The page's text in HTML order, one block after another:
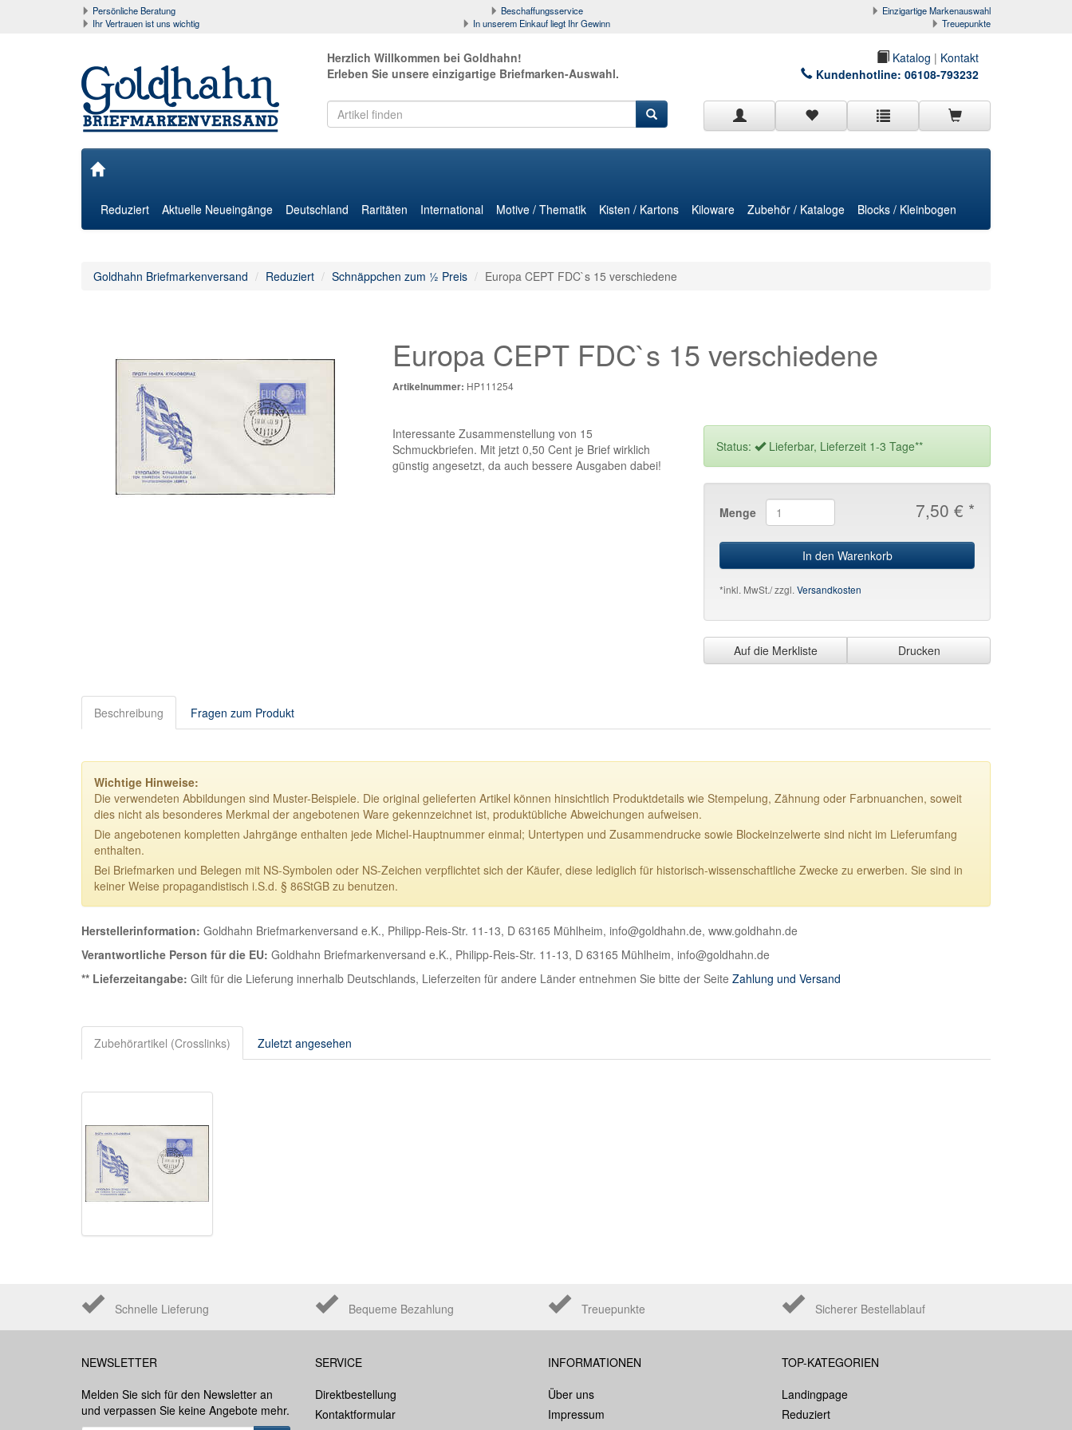
Persönliche Beratung Beschaffungsservice
Einzigartige Markenauswahl
Ihr Vertrauen ist uns wichtig
In unserem Einkauf liegt Ihr Gewinn Treuepunkte
Herzlich Willkommen bei Goldhahn!
Erleben Sie unsere einzigartige Briefmarken-Auswahl.
Katalog | Kontakt
Kundenhotline: 06108-793232
Reduziert Aktuelle Neueingänge Deutschland Raritäten International Motive / Thematik Kisten / Kartons Kiloware Zubehör / Kataloge Blocks / Kleinbogen
Goldhahn Briefmarkenversand Reduziert Schnäppchen zum ½ Preis Europa CEPT FDC`s 15 verschiedene
Europa CEPT FDC`s 15 verschiedene
Artikelnummer: HP111254
Interessante Zusammenstellung von 15
Schmuckbriefen. Mit jetzt 0,50 Cent je Brief wirklich
günstig angesetzt, da auch bessere Ausgaben dabei!
Status: Lieferbar, Lieferzeit 1-3 Tage**
7,50 € *
Menge
In den Warenkorb
*inkl. MwSt./ zzgl. Versandkosten
Auf die Merkliste Drucken
Beschreibung Fragen zum Produkt
Wichtige Hinweise:
Die verwendeten Abbildungen sind Muster-Beispiele. Die original gelieferten Artikel können hinsichtlich Produktdetails wie Stempelung, Zähnung oder Farbnuanchen, soweit
dies nicht als besonderes Merkmal der angebotenen Ware gekennzeichnet ist, produktübliche Abweichungen aufweisen.
Die angebotenen kompletten Jahrgänge enthalten jede Michel-Hauptnummer einmal; Untertypen und Zusammendrucke sowie Blockeinzelwerte sind nicht im Lieferumfang
enthalten.
Bei Briefmarken und Belegen mit NS-Symbolen oder NS-Zeichen verpflichtet sich der Käufer, diese lediglich für historisch-wissenschaftliche Zwecke zu erwerben. Sie sind in
keiner Weise propagandistisch i.S.d. § 86StGB zu benutzen.
Herstellerinformation: Goldhahn Briefmarkenversand e.K., Philipp-Reis-Str. 11-13, D 63165 Mühlheim, info@goldhahn.de, www.goldhahn.de
Verantwortliche Person für die EU: Goldhahn Briefmarkenversand e.K., Philipp-Reis-Str. 11-13, D 63165 Mühlheim, info@goldhahn.de
** Lieferzeitangabe: Gilt für die Lieferung innerhalb Deutschlands, Lieferzeiten für andere Länder entnehmen Sie bitte der Seite Zahlung und Versand
Zubehörartikel (Crosslinks) Zuletzt angesehen
Schnelle Lieferung Bequeme Bezahlung Treuepunkte Sicherer Bestellablauf
NEWSLETTER
Melden Sie sich für den Newsletter an
und verpassen Sie keine Angebote mehr.
SERVICE
Direktbestellung
Kontaktformular
INFORMATIONEN
Über uns
Impressum
TOP-KATEGORIEN
Landingpage
Reduziert